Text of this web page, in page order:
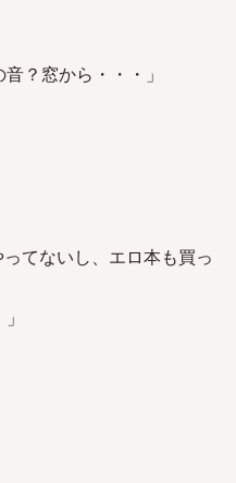
？窓から・・・」
てないし、エロ本も買っ